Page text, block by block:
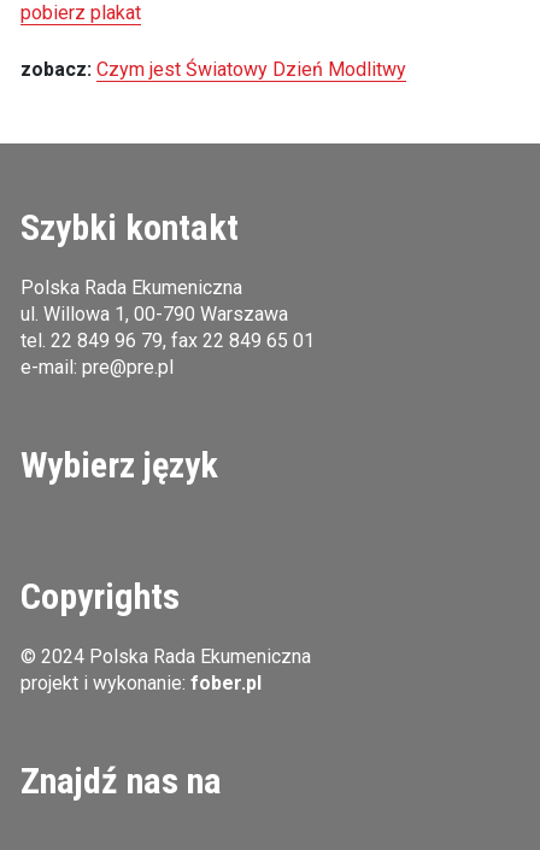
pobierz plakat
zobacz: Czym jest Światowy Dzień Modlitwy
Szybki kontakt
Polska Rada Ekumeniczna
ul. Willowa 1, 00-790 Warszawa
tel. 22 849 96 79, fax 22 849 65 01
e-mail: pre@pre.pl
Wybierz język
Copyrights
© 2024 Polska Rada Ekumeniczna
projekt i wykonanie: fober.pl
Znajdź nas na